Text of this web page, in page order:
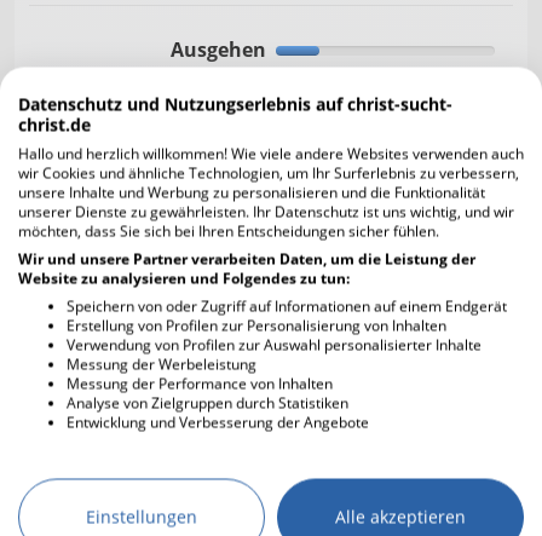
Ausgehen
Computer
Kunst
Essen gehen
Literatur
Entspannen
Musik hören
Fernsehen
Musik machen
Freunde treffen
Reisen
Handwerken
Tanzen
Wandern
Musikrichtung
Jazz
Musik
Datenschutz und Nutzungserlebnis auf christ-sucht-
christ.de
Hallo und herzlich willkommen! Wie viele andere Websites verwenden auch
wir Cookies und ähnliche Technologien, um Ihr Surferlebnis zu verbessern,
unsere Inhalte und Werbung zu personalisieren und die Funktionalität
unserer Dienste zu gewährleisten. Ihr Datenschutz ist uns wichtig, und wir
möchten, dass Sie sich bei Ihren Entscheidungen sicher fühlen.
Wir und unsere Partner verarbeiten Daten, um die Leistung der
Website zu analysieren und Folgendes zu tun:
Speichern von oder Zugriff auf Informationen auf einem Endgerät
Erstellung von Profilen zur Personalisierung von Inhalten
Verwendung von Profilen zur Auswahl personalisierter Inhalte
Messung der Werbeleistung
Messung der Performance von Inhalten
Analyse von Zielgruppen durch Statistiken
Entwicklung und Verbesserung der Angebote
Einstellungen Alle akzeptieren